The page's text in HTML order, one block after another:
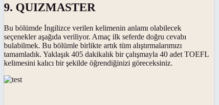
9. QUIZMASTER
Bu bölümde İngilizce verilen kelimenin anlamı olabilecek
seçenekler aşağıda veriliyor. Amaç ilk seferde doğru cevabı
bulabilmek. Bu bölümle birlikte artık tüm alıştırmalarımızı
tamamladık. Yaklaşık 405 dakikalık bir çalışmayla 40 adet TOEFL
kelimesini kalıcı bir şekilde öğrendiğinizi göreceksiniz.